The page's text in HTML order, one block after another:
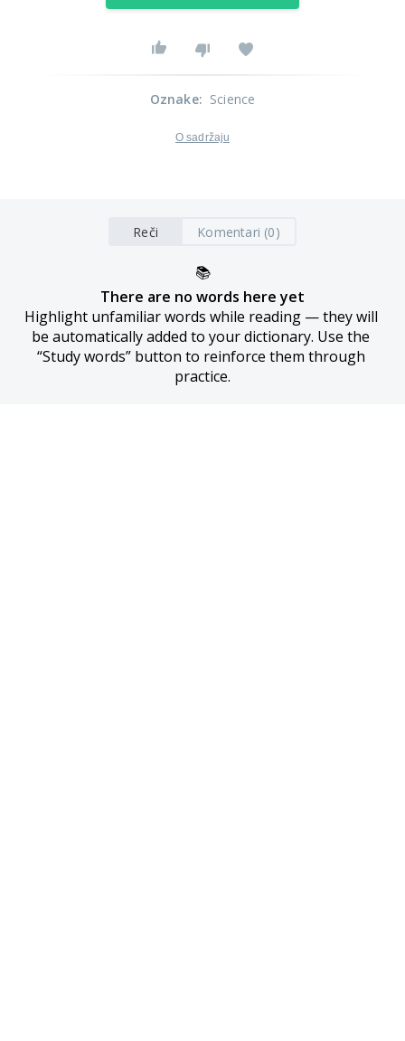
Oznake: Science
O sadržaju
Reči Komentari (0)
📚
There are no words here yet
Highlight unfamiliar words while reading — they will
be automatically added to your dictionary. Use the
“Study words” button to reinforce them through
practice.